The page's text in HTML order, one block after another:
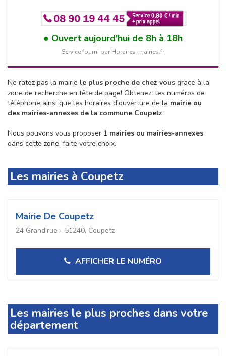
Ouvert aujourd'hui de 8h à 18h
Service fourni par Horaires-mairies.fr
Ne ratez pas la mairie le plus proche de chez vous grace à la
zone de recherche en tête de page! Obtenez les numéros de
téléphone ainsi que les horaires d'ouverture de la mairie ou
des mairies-annexes de la commune Coupetz.
Nous pouvons vous proposer 1 mairies ou mairies-annexes
dans cette zone, faite votre choix.
Les mairies à Coupetz
Mairie De Coupetz
24 Grand'rue - 51240, Coupetz
AFFICHER LE NUMÉRO
Les mairies le plus proches dans votre
département